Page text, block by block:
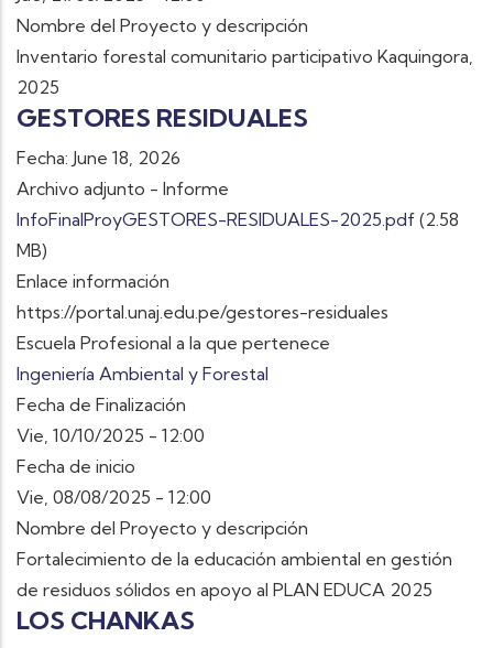
Nombre del Proyecto y descripción
Inventario forestal comunitario participativo Kaquingora,
2025
GESTORES RESIDUALES
Fecha: June 18, 2026
Archivo adjunto - Informe
InfoFinalProyGESTORES-RESIDUALES-2025.pdf (2.58
MB)
Enlace información
https://portal.unaj.edu.pe/gestores-residuales
Escuela Profesional a la que pertenece
Ingeniería Ambiental y Forestal
Fecha de Finalización
Vie, 10/10/2025 - 12:00
Fecha de inicio
Vie, 08/08/2025 - 12:00
Nombre del Proyecto y descripción
Fortalecimiento de la educación ambiental en gestión
de residuos sólidos en apoyo al PLAN EDUCA 2025
LOS CHANKAS